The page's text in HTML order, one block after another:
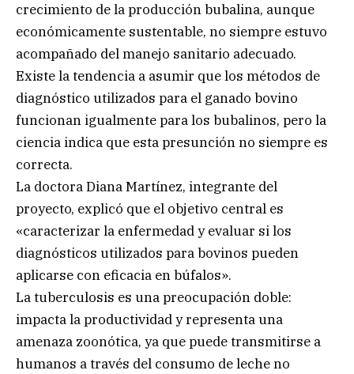
crecimiento de la producción bubalina, aunque
económicamente sustentable, no siempre estuvo
acompañado del manejo sanitario adecuado.
Existe la tendencia a asumir que los métodos de
diagnóstico utilizados para el ganado bovino
funcionan igualmente para los bubalinos, pero la
ciencia indica que esta presunción no siempre es
correcta.
La doctora Diana Martínez, integrante del
proyecto, explicó que el objetivo central es
«caracterizar la enfermedad y evaluar si los
diagnósticos utilizados para bovinos pueden
aplicarse con eficacia en búfalos».
La tuberculosis es una preocupación doble:
impacta la productividad y representa una
amenaza zoonótica, ya que puede transmitirse a
humanos a través del consumo de leche no